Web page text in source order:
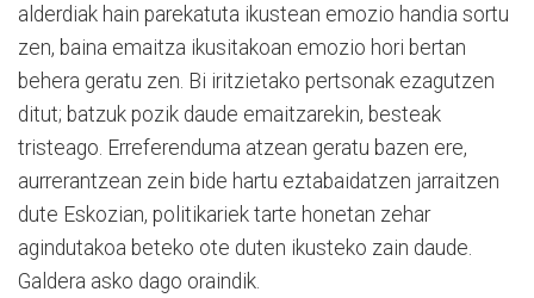
alderdiak hain parekatuta ikustean emozio handia sortu
zen, baina emaitza ikusitakoan emozio hori bertan
behera geratu zen. Bi iritzietako pertsonak ezagutzen
ditut; batzuk pozik daude emaitzarekin, besteak
tristeago. Erreferenduma atzean geratu bazen ere,
aurrerantzean zein bide hartu eztabaidatzen jarraitzen
dute Eskozian, politikariek tarte honetan zehar
agindutakoa beteko ote duten ikusteko zain daude.
Galdera asko dago oraindik.